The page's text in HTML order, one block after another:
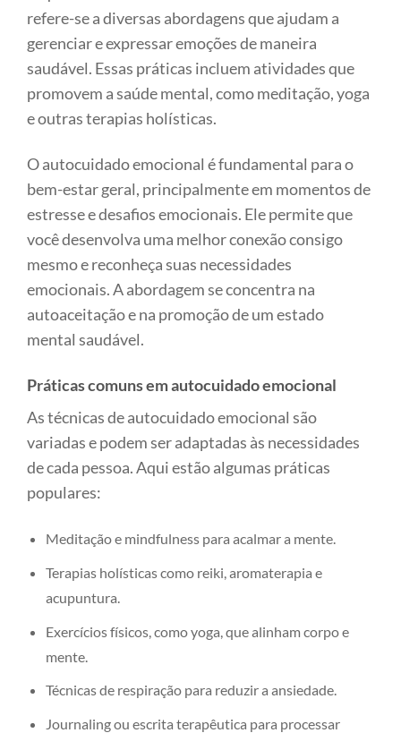
refere-se a diversas abordagens que ajudam a
gerenciar e expressar emoções de maneira
saudável. Essas práticas incluem atividades que
promovem a saúde mental, como meditação, yoga
e outras terapias holísticas.
O autocuidado emocional é fundamental para o
bem-estar geral, principalmente em momentos de
estresse e desafios emocionais. Ele permite que
você desenvolva uma melhor conexão consigo
mesmo e reconheça suas necessidades
emocionais. A abordagem se concentra na
autoaceitação e na promoção de um estado
mental saudável.
Práticas comuns em autocuidado emocional
As técnicas de autocuidado emocional são
variadas e podem ser adaptadas às necessidades
de cada pessoa. Aqui estão algumas práticas
populares:
Meditação e mindfulness para acalmar a mente.
Terapias holísticas como reiki, aromaterapia e
acupuntura.
Exercícios físicos, como yoga, que alinham corpo e
mente.
Técnicas de respiração para reduzir a ansiedade.
Journaling ou escrita terapêutica para processar